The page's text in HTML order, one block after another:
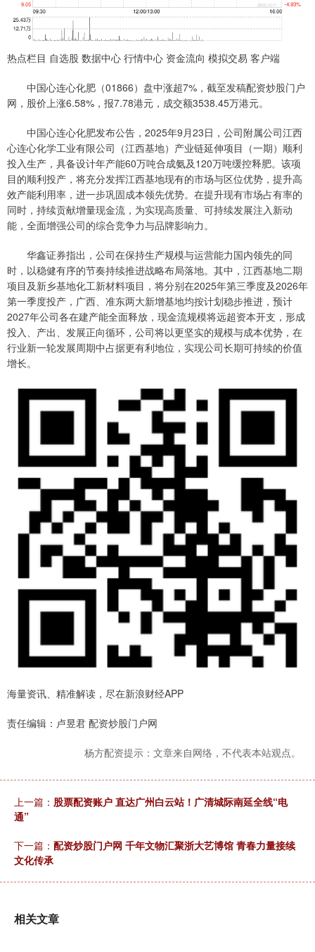
热点栏目 自选股 数据中心 行情中心 资金流向 模拟交易 客户端
中国心连心化肥（01866）盘中涨超7%，截至发稿配资炒股门户
网，股价上涨6.58%，报7.78港元，成交额3538.45万港元。
中国心连心化肥发布公告，2025年9月23日，公司附属公司江西
心连心化学工业有限公司（江西基地）产业链延伸项目（一期）顺利
投入生产，具备设计年产能60万吨合成氨及120万吨缓控释肥。该项
目的顺利投产，将充分发挥江西基地现有的市场与区位优势，提升高
效产能利用率，进一步巩固成本领先优势。在提升现有市场占有率的
同时，持续贡献增量现金流，为实现高质量、可持续发展注入新动
能，全面增强公司的综合竞争力与品牌影响力。
华鑫证券指出，公司在保持生产规模与运营能力国内领先的同
时，以稳健有序的节奏持续推进战略布局落地。其中，江西基地二期
项目及新乡基地化工新材料项目，将分别在2025年第三季度及2026年
第一季度投产，广西、准东两大新增基地均按计划稳步推进，预计
2027年公司各在建产能全面释放，现金流规模将远超资本开支，形成
投入、产出、发展正向循环，公司将以更坚实的规模与成本优势，在
行业新一轮发展周期中占据更有利地位，实现公司长期可持续的价值
增长。
海量资讯、精准解读，尽在新浪财经APP
责任编辑：卢昱君 配资炒股门户网
杨方配资提示：文章来自网络，不代表本站观点。
上一篇： 股票配资账户 直达广州白云站！广清城际南延全线“电
通”
下一篇： 配资炒股门户网 千年文物汇聚浙大艺博馆 青春力量接续
文化传承
相关文章